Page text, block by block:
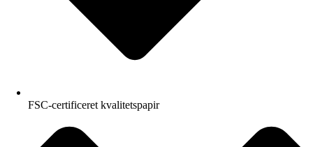
FSC-certificeret kvalitetspapir